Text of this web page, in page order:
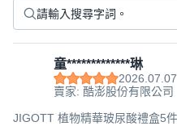
童*************琳
2026.07.07
賣家: 酷澎股份有限公司
JIGOTT 植物精華玻尿酸禮盒5